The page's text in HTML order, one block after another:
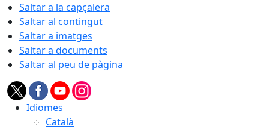
Saltar a la capçalera
Saltar al contingut
Saltar a imatges
Saltar a documents
Saltar al peu de pàgina
Idiomes
Català